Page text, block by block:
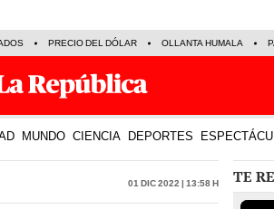
PRECIO DEL DÓLAR OLLANTA HUMALA
MUNDO CIENCIA DEPORTES
01 Dic 2022 | 13:58 h TE